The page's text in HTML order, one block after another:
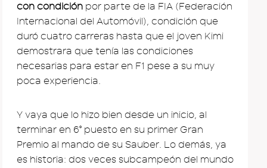
con condición por parte de la FIA (Federación
Internacional del Automóvil), condición que
duró cuatro carreras hasta que el joven Kimi
demostrara que tenía las condiciones
necesarias para estar en F1 pese a su muy
poca experiencia.
Y vaya que lo hizo bien desde un inicio, al
terminar en 6º puesto en su primer Gran
Premio al mando de su Sauber. Lo demás, ya
es historia: dos veces subcampeón del mundo